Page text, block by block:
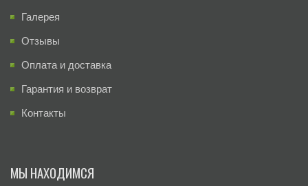
Галерея
Отзывы
Оплата и доставка
Гарантия и возврат
Контакты
МЫ НАХОДИМСЯ